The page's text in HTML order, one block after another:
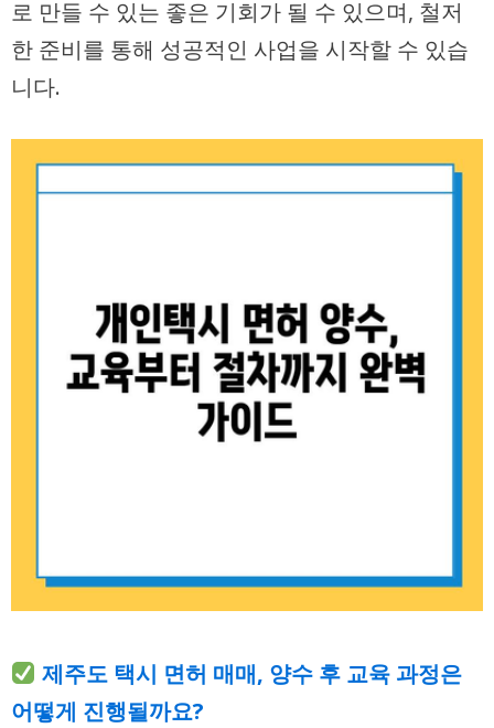
로 만들 수 있는 좋은 기회가 될 수 있으며, 철저
한 준비를 통해 성공적인 사업을 시작할 수 있습
니다.
제주도 택시 면허 매매, 양수 후 교육 과정은
어떻게 진행될까요?